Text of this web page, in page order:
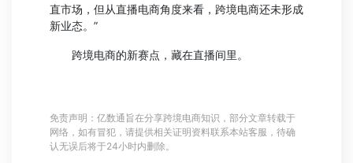
直市场，但从直播电商角度来看，跨境电商还未形成
新业态。”
跨境电商的新赛点，藏在直播间里。
免责声明：亿数通旨在分享跨境电商知识，部分文章转载于
网络，如有冒犯，请提供相关证明资料联系本站客服，待确
认无误后将于24小时内删除。